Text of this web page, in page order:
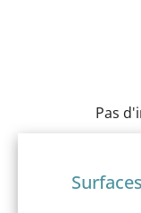
Pas
Surfaces